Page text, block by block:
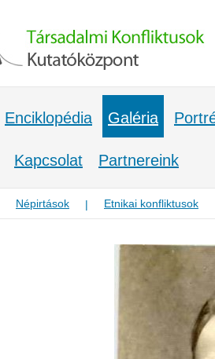
Enciklopédia Galéria
Kapcsolat Partnereink
Népirtások | Etnikai konfliktusok